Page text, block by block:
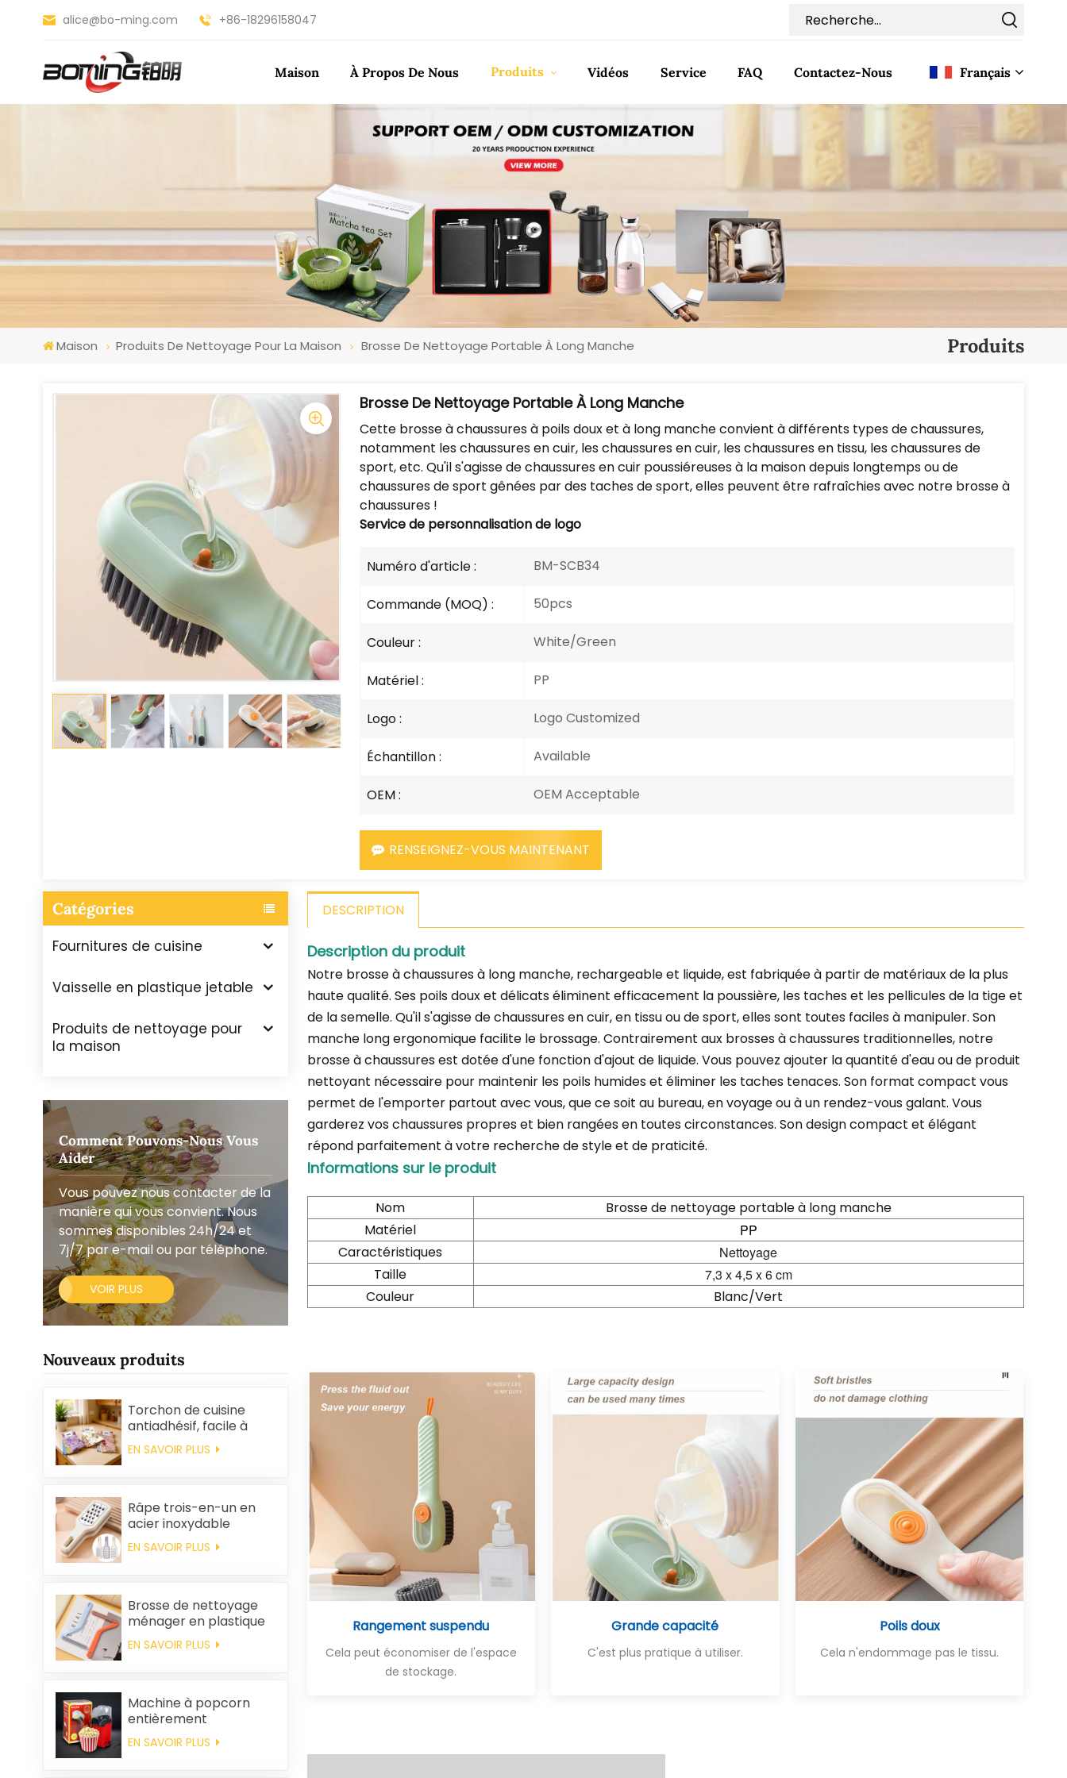
alice@bo-ming.com +86-18296158047
Maison À Propos De Nous Produits Vidéos Service FAQ Contactez-Nous Français
English
Français
Español
Türkçe
العربية
Maison Produits De Nettoyage Pour La Maison Brosse De Nettoyage Portable À Long Manche Produits
Brosse De Nettoyage Portable À Long Manche
Cette brosse à chaussures à poils doux et à long manche convient à différents types de chaussures,
notamment les chaussures en cuir, les chaussures en cuir, les chaussures en tissu, les chaussures de
sport, etc. Qu'il s'agisse de chaussures en cuir poussiéreuses à la maison depuis longtemps ou de
chaussures de sport gênées par des taches de sport, elles peuvent être rafraîchies avec notre brosse à
chaussures !
Service de personnalisation de logo
Numéro d'article : BM-SCB34
Commande (MOQ) : 50pcs
Couleur : White/Green
Matériel : PP
Logo : Logo Customized
Échantillon : Available
OEM : OEM Acceptable
RENSEIGNEZ-VOUS MAINTENANT
Catégories
Fournitures de cuisine
Vaisselle en plastique jetable
Produits de nettoyage pour
la maison
Comment Pouvons-Nous Vous
Aider
Vous pouvez nous contacter de la
manière qui vous convient. Nous
sommes disponibles 24h/24 et
7j/7 par e-mail ou par téléphone.
VOIR PLUS
Nouveaux produits
Torchon de cuisine
antiadhésif, facile à
nettoyer, épais,
imprimé, carré, en
écologique
EN SAVOIR PLUS
Râpe trois-en-un en
acier inoxydable
EN SAVOIR PLUS
Brosse de nettoyage
ménager en plastique
pour vêtements,
élimination des poils
EN SAVOIR PLUS
Machine à popcorn
entièrement
automatique pour la
maison, machine à
EN SAVOIR PLUS
DESCRIPTION
Description du produit
Notre brosse à chaussures à long manche, rechargeable et liquide, est fabriquée à partir de matériaux de la plus
haute qualité. Ses poils doux et délicats éliminent efficacement la poussière, les taches et les pellicules de la tige et
de la semelle. Qu'il s'agisse de chaussures en cuir, en tissu ou de sport, elles sont toutes faciles à manipuler. Son
manche long ergonomique facilite le brossage. Contrairement aux brosses à chaussures traditionnelles, notre
brosse à chaussures est dotée d'une fonction d'ajout de liquide. Vous pouvez ajouter la quantité d'eau ou de produit
nettoyant nécessaire pour maintenir les poils humides et éliminer les taches tenaces. Son format compact vous
permet de l'emporter partout avec vous, que ce soit au bureau, en voyage ou à un rendez-vous galant. Vous
garderez vos chaussures propres et bien rangées en toutes circonstances. Son design compact et élégant
répond parfaitement à votre recherche de style et de praticité.
Informations sur le produit
Nom
Brosse de nettoyage portable à long manche
Matériel
PP
Caractéristiques
Nettoyage
Taille
7,3 x 4,5 x 6 cm
Couleur
Blanc/Vert
Rangement suspendu
Cela peut économiser de l'espace
de stockage.
Grande capacité
C'est plus pratique à utiliser.
Poils doux
Cela n'endommage pas le tissu.